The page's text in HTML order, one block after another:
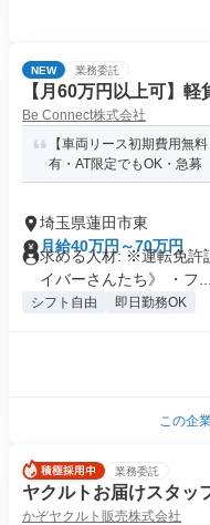
NEW 業務委託
【月60万円以上可】
Be Connect株式会社
【車両リース初期費用無
有・AT限定でもOK・急募
埼玉県蓮田市東
月給40万円～70万円
求める人材: ※運転免許
イバーさんたち》 ・フ...
シフト自由 即日勤務OK
この企
業務委託
ヤクルトお届けスタッ
かぞヤクルト販売株式会社